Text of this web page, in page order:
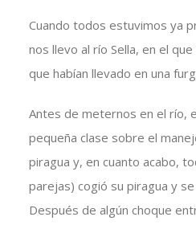
Cuando todos estuvimos ya
nos llevo al río Sella, en el
que habían llevado en una
Antes de meternos en el río,
pequeña clase sobre el
piragua y, en cuanto acabo,
parejas) cogió su piragua y
Después de algún choque